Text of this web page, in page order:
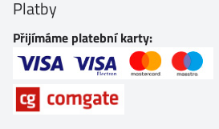
Platby
Přijímáme platební karty: